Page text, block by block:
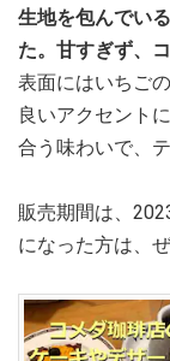
生地を包んでい
た。甘すぎず、
表面にはいちご
良いアクセント
合う味わいで、
販売期間は、
になった方は、